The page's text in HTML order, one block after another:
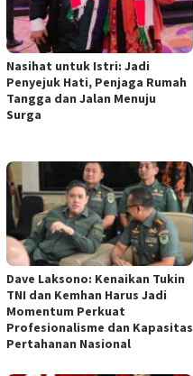
Nasihat untuk Istri: Jadi
Penyejuk Hati, Penjaga Rumah
Tangga dan Jalan Menuju
Surga
Dave Laksono: Kenaikan Tukin
TNI dan Kemhan Harus Jadi
Momentum Perkuat
Profesionalisme dan Kapasitas
Pertahanan Nasional